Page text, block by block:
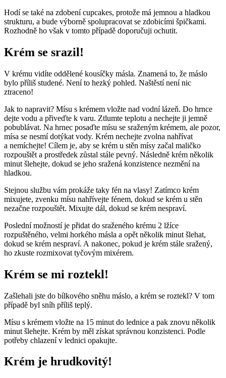
Hodí se také na zdobení cupcakes, protože má jemnou a hladkou
strukturu, a bude výborně spolupracovat se zdobicími špičkami.
Rozhodně ho však v tomto případě doporučuji ochutit.
Krém se srazil!
V krému vidíte oddělené kousíčky másla. Znamená to, že máslo
bylo příliš studené. Není to hezký pohled. Naštěstí není nic
ztraceno!
Jak to napravit? Mísu s krémem vložte nad vodní lázeň. Do hrnce
dejte vodu a přiveďte k varu. Ztlumte teplotu a nechejte ji jemně
pobublávat. Na hrnec posaďte mísu se sraženým krémem, ale pozor,
mísa se nesmí dotýkat vody. Krém nechejte zvolna nahřívat
a nemíchejte! Cílem je, aby se krém u stěn mísy začal maličko
rozpouštět a prostředek zůstal stále pevný. Následně krém několik
minut šlehejte, dokud se jeho sražená konzistence nezmění na
hladkou.
Stejnou službu vám prokáže taky fén na vlasy! Zatímco krém
mixujete, zvenku mísu nahřívejte fénem, dokud se krém u stěn
nezačne rozpouštět. Mixujte dál, dokud se krém nespraví.
Poslední možností je přidat do sraženého krému 2 lžíce
rozpuštěného, velmi horkého másla a opět několik minut šlehat,
dokud se krém nespraví. A nakonec, pokud je krém stále sražený,
ho zkuste rozmixovat tyčovým mixérem.
Krém se mi roztekl!
Zašlehali jste do bílkového sněhu máslo, a krém se roztekl? V tom
případě byl sníh příliš teplý.
Mísu s krémem vložte na 15 minut do lednice a pak znovu několik
minut šlehejte. Krém by měl získat správnou konzistenci. Podle
potřeby chlazení v lednici opakujte.
Krém je hrudkovitý!